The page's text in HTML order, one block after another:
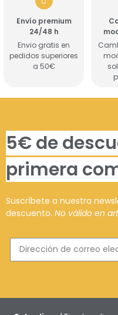
Envío premium
24/48 h
Envio gratis en
pedidos superiores
a 50€
5€ de
primera
Suscríbete a nuestra
descuento. No válido en